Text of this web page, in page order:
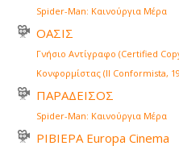
Spider-Man: Καινούργια Μέρα
ΟΑΣΙΣ
Γνήσιο Αντίγραφο (Certified
Κονφορμίστας (Il Conformista,
ΠΑΡΑΔΕΙΣΟΣ
Spider-Man: Καινούργια Μέρα
ΡΙΒΙΕΡΑ Europa Cinema